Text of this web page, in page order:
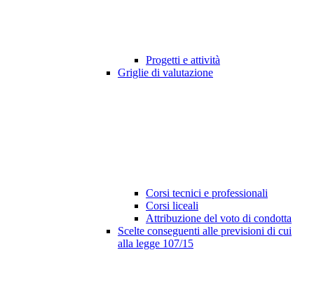
Progetti e attività
Griglie di valutazione
Corsi tecnici e professionali
Corsi liceali
Attribuzione del voto di condotta
Scelte conseguenti alle previsioni di cui
alla legge 107/15